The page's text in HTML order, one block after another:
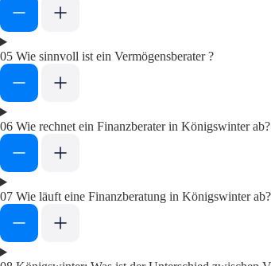
05 Wie sinnvoll ist ein Vermögensberater ?
06 Wie rechnet ein Finanzberater in Königswinter ab?
07 Wie läuft eine Finanzberatung in Königswinter ab?